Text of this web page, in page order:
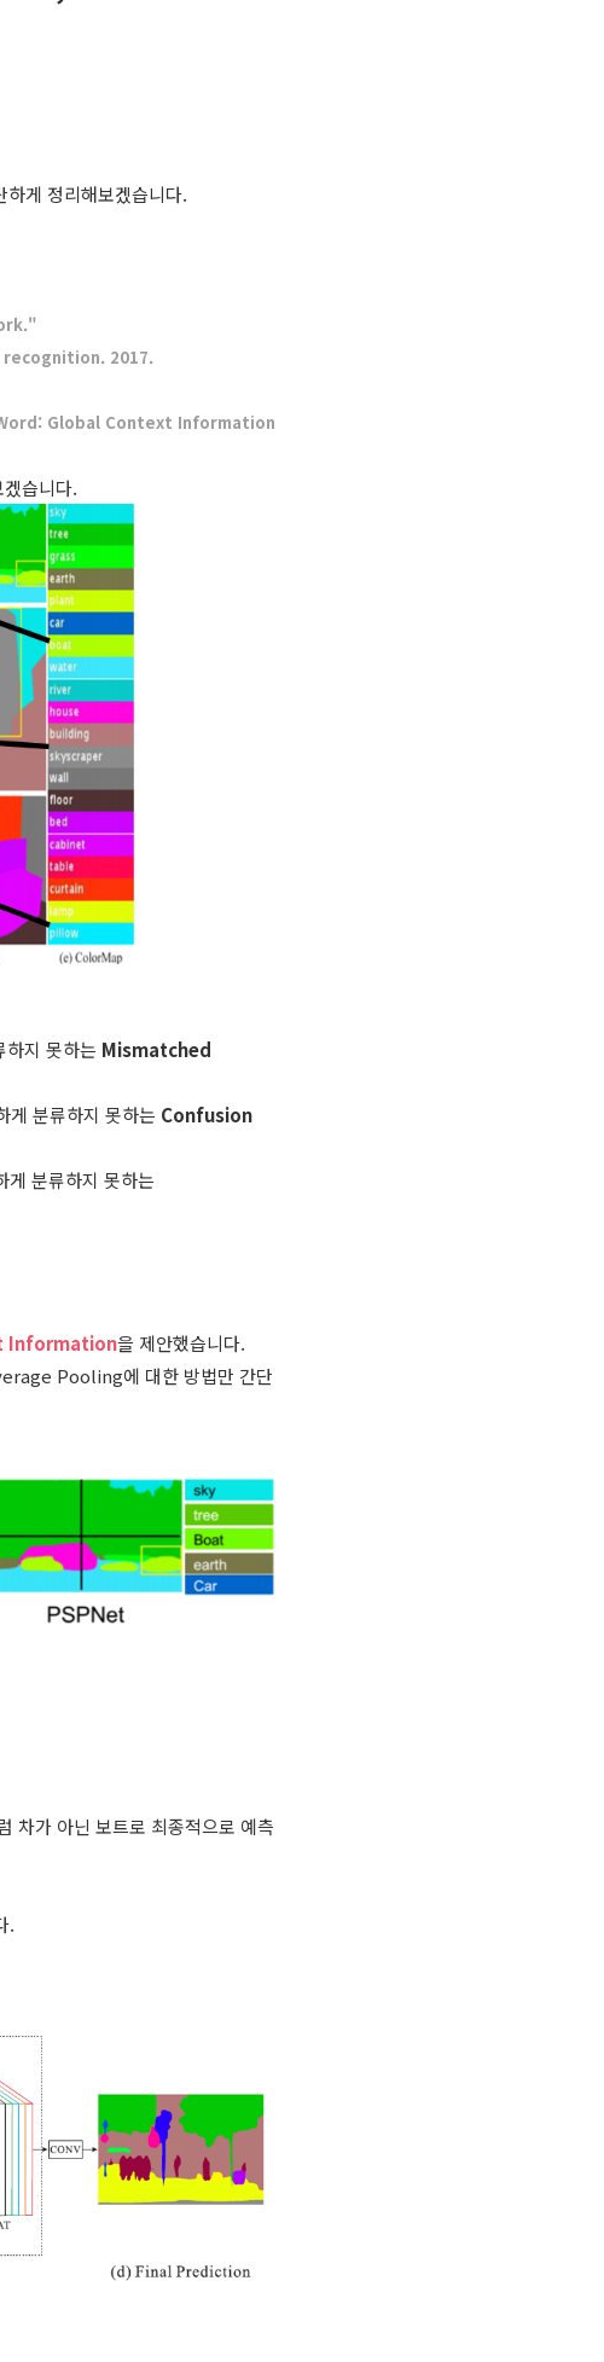
게 정리해보겠습니다.
2017.
Global Context Information
습니다.
하지 못하는 Mismatched
분류하지 못하는 Confusion
분류하지 못하는
Information을 제안했습니다.
Pooling에 대한 방법만 간단
차가 아닌 보트로 최종적으로 예측
.